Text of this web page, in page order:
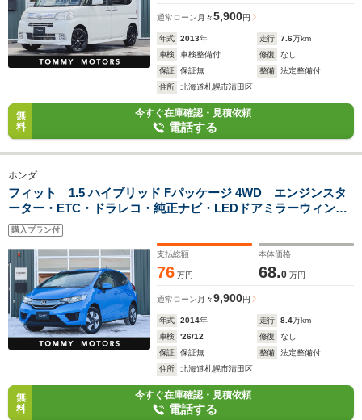
通常ローン 月々5,900円
年式 2013年 走行 7.6万km
車検
車検整備付 修復
なし
保証
保証無 整備
法定整備付
住所
北海道札幌市清田区
無
料
今すぐ在庫確認・見積依頼
電話する
ホンダ
フィット 1.5 ハイブリッド Fパッケージ 4WD エンジンスタ
ーター・ETC・ドラレコ・純正ナビ・LEDドアミラーウィンカ
ー・スマートキー
購入プラン付
支払総額
76 万円
本体価格
68.0 万円
通常ローン 月々9,900円
年式 2014年 走行 8.4万km
車検
'26/12 修復
なし
保証
保証無 整備
法定整備付
住所
北海道札幌市清田区
無
料
今すぐ在庫確認・見積依頼
電話する